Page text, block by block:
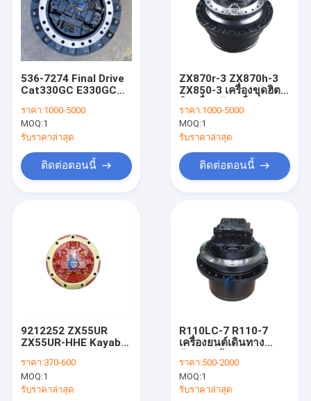
536-7274 Final Drive
Cat330GC E330GC
557-5883 579-1974
ราคา:1000-5000
MOQ:1
รับราคาล่าสุด
ติดต่อตอนนี้
ZX870r-3 ZX870h-3
ZX850-3 เครื่องขุดฮิตา
สุดท้าย เครื่องยนต์เดิน
ทาง YB60000075
9251681
ราคา:1000-5000
MOQ:1
รับราคาล่าสุด
ติดต่อตอนนี้
9212252 ZX55UR
ZX55UR-HHE Kayaba
Travel Motor Parts
KYB MAG-33VP-500
เครื่องขุดถัง
ราคา:370-600
MOQ:1
รับราคาล่าสุด
R110LC-7 R110-7
เครื่องยนต์เดินทาง
Excavator 31N3-
40010 OEM
ราคา:500-2000
MOQ:1
รับราคาล่าสุด